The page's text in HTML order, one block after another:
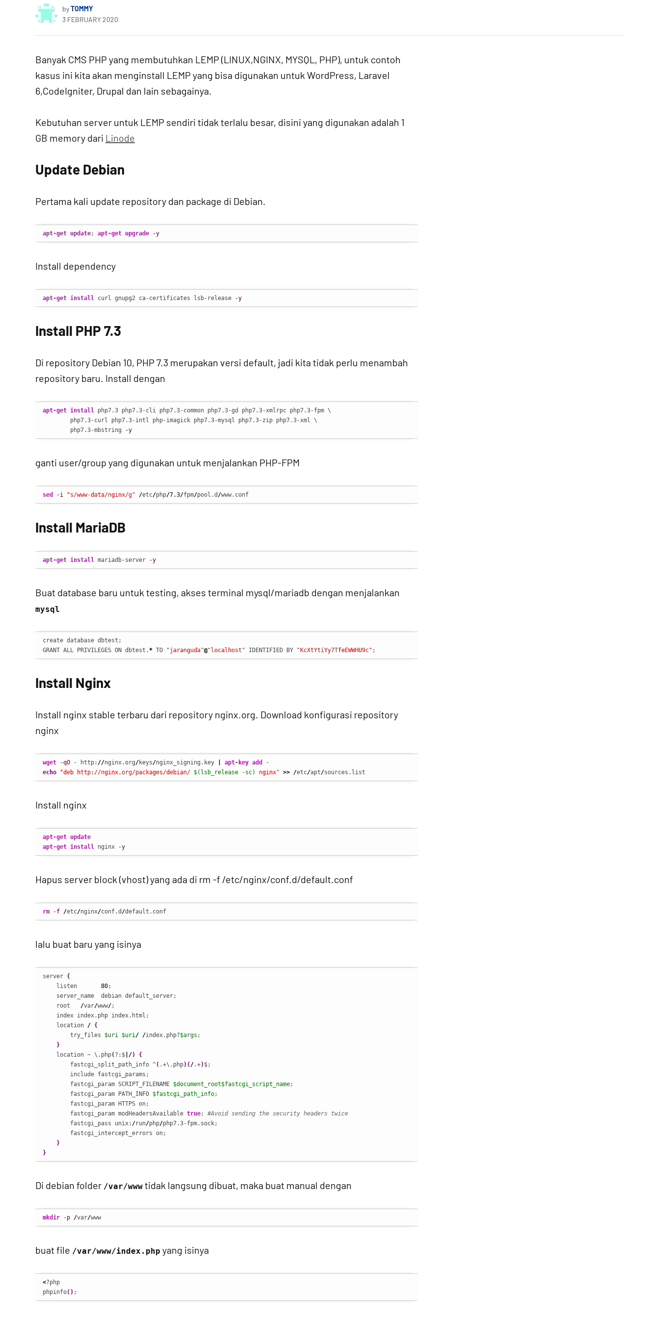
byTOMMY
3 FEBRUARY 2020
Banyak CMS PHP yang membutuhkan LEMP (LINUX,NGINX, MYSQL, PHP), untuk contoh
kasus ini kita akan menginstall LEMP yang bisa digunakan untuk WordPress, Laravel
6,CodeIgniter, Drupal dan lain sebagainya.
Kebutuhan server untuk LEMP sendiri tidak terlalu besar, disini yang digunakan adalah 1
GB memory dari Linode
Update Debian
Pertama kali update repository dan package di Debian.
apt-get update; apt-get upgrade -y
Install dependency
apt-get install curl gnupg2 ca-certificates lsb-release -y
Install PHP 7.3
Di repository Debian 10, PHP 7.3 merupakan versi default, jadi kita tidak perlu menambah
repository baru. Install dengan
apt-get install php7.3 php7.3-cli php7.3-common php7.3-gd php7.3-xmlrpc php7.3-fpm \
        php7.3-curl php7.3-intl php-imagick php7.3-mysql php7.3-zip php7.3-xml \
        php7.3-mbstring
-y
ganti user/group yang digunakan untuk menjalankan PHP-FPM
sed -i "s/www-data/nginx/g" /etc/php/7.3/fpm/pool.d /www.conf
Install MariaDB
apt-get install mariadb-server -y
Buat database baru untuk testing, akses terminal mysql/mariadb dengan menjalankan
mysql
create database dbtest;
GRANT ALL PRIVILEGES ON dbtest.* TO "jaranguda"@"localhost" IDENTIFIED BY "KcXtYtiYy7TfeEWWHU9c" ;
Install Nginx
Install nginx stable terbaru dari repository nginx.org. Download konfigurasi repository
nginx
wget -qO - http: //nginx.org/keys/nginx_signing.key apt-key add
echo
"deb http://nginx.org/packages/debian/ $(lsb_release -sc) nginx" >> /etc/apt/sources.list
Install nginx
apt-get update
apt-get install nginx -y
Hapus server block (vhost) yang ada di rm -f /etc/nginx/conf.d/default.conf
rm -f /etc/nginx/conf.d /default.conf
lalu buat baru yang isinya
server {
    listen
80;
    server_name  debian default_server;
    root
/var/www/;
    index index.php index.html;
    location
/ {
        try_files
$uri $uri/ /index.php?$args ;
}
    location ~ \.php
( ?:$ |/)
{
        fastcgi_split_path_info ^
( .+\.php) ( /.+) $;
        include fastcgi_params;
        fastcgi_param SCRIPT_FILENAME
$document_root$fastcgi_script_name;
        fastcgi_param PATH_INFO
$fastcgi_path_info;
        fastcgi_param HTTPS on;
        fastcgi_param modHeadersAvailable
true; #Avoid sending the security headers twice
        fastcgi_pass unix:
/run/php/php7.3-fpm.sock;
        fastcgi_intercept_errors on;
}
}
Di debian folder /var/www tidak langsung dibuat, maka buat manual dengan
mkdir -p /var/www
buat file /var/www/index.php yang isinya
<?php
phpinfo( ) ;